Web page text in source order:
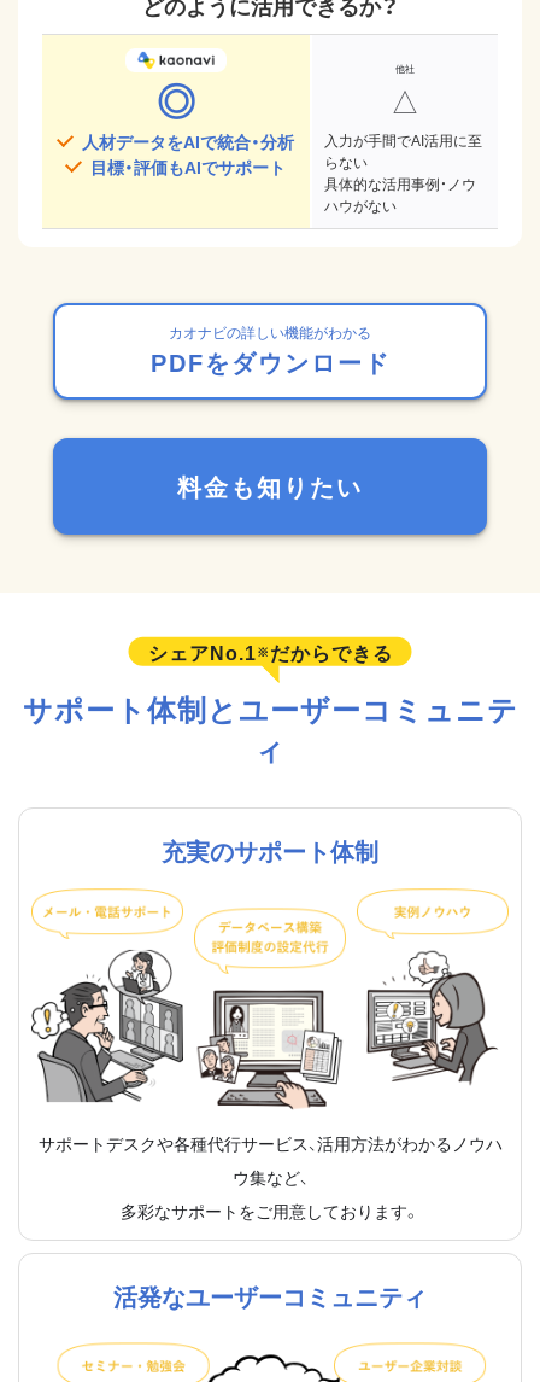
◎
人材データをAIで統合・分析
目標・評価もAIでサポート
△
入力が手間でAI活用に至
らない
具体的な活用事例・ノウ
ハウがない
カオナビの詳しい機能がわかる
PDFをダウンロード
料金も知りたい
シェアNo.1※ だからできる
サポート体制とユーザーコミュニテ
ィ
充実のサポート体制
サポートデスクや各種代行サービス、活用方法がわかるノウハ
ウ集など、
多彩なサポートをご用意しております。
活発なユーザーコミュニティ